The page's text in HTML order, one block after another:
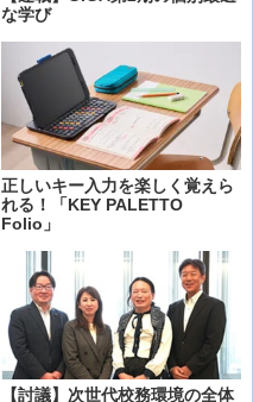
な学び
正しいキー入力を楽しく覚えら
れる！「KEY PALETTO
Folio」
【討議】次世代校務環境の全体